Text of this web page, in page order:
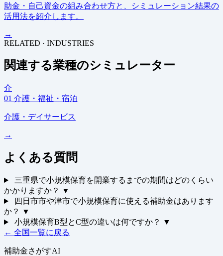
助金・自己資金の組み合わせ方と、シミュレーション結果の
活用法を紹介します。
→
RELATED · INDUSTRIES
関連する業種のシミュレーター
介
01 介護・福祉・宿泊
介護・デイサービス
→
よくある質問
三重県で小規模保育を開業するまでの期間はどのくらい
かかりますか？
▼
四日市市や津市で小規模保育に使える補助金はあります
か？
▼
小規模保育B型とC型の違いは何ですか？
▼
← 全国一覧に戻る
補助金さがすAI